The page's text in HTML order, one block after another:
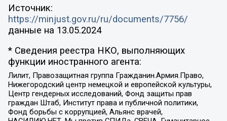
Источник:
https://minjust.gov.ru/ru/documents/7756/
данные на 13.05.2024
* Сведения реестра НКО, выполняющих
функции иностранного агента:
Лилит, Правозащитная группа Гражданин.Армия.Право,
Нижегородский центр немецкой и европейской культуры,
Центр гендерных исследований, Фонд защиты прав
граждан Штаб, Институт права и публичной политики,
Фонд борьбы с коррупцией, Альянс врачей,